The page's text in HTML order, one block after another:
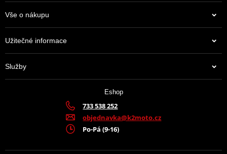
Vše o nákupu
Užitečné informace
Služby
Eshop
733 538 252
objednavka@k2moto.cz
Po-Pá (9-16)